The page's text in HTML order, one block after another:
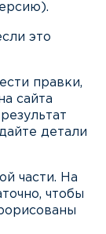
это
правки,
сайта
детали
части. На
чтобы